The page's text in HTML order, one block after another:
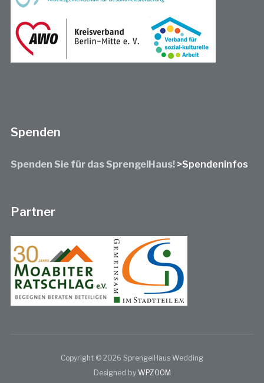
Spenden
Spenden Sie für das SprengelHaus! >Spendeninfos
Partner
Copyright © 2026 SprengelHaus Wedding
Designed by WPZOOM